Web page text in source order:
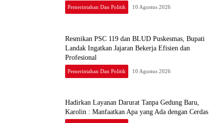
Pemerintahan Dan Politik 10 Agustus 2026
Resmikan PSC 119 dan BLUD Puskesmas, Bupati
Landak Ingatkan Jajaran Bekerja Efisien dan
Profesional
Pemerintahan Dan Politik 10 Agustus 2026
Hadirkan Layanan Darurat Tanpa Gedung Baru,
Karolin : Manfaatkan Apa yang Ada dengan Cerdas